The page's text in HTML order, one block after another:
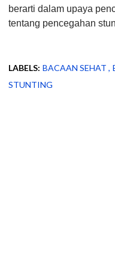
berarti dalam upaya
tentang pencegahan
LABELS: BACAAN SEHAT
STUNTING